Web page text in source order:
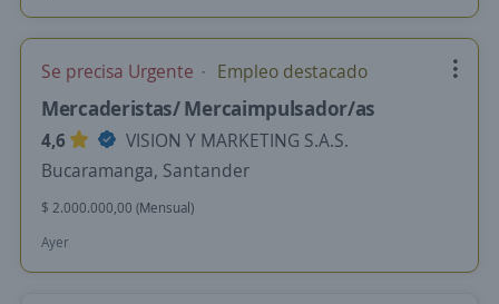
Se precisa Urgente Empleo destacado
Mercaderistas/ Mercaimpulsador/as
4,6
VISION Y MARKETING S.A.S.
Bucaramanga, Santander
$ 2.000.000,00 (Mensual)
Ayer